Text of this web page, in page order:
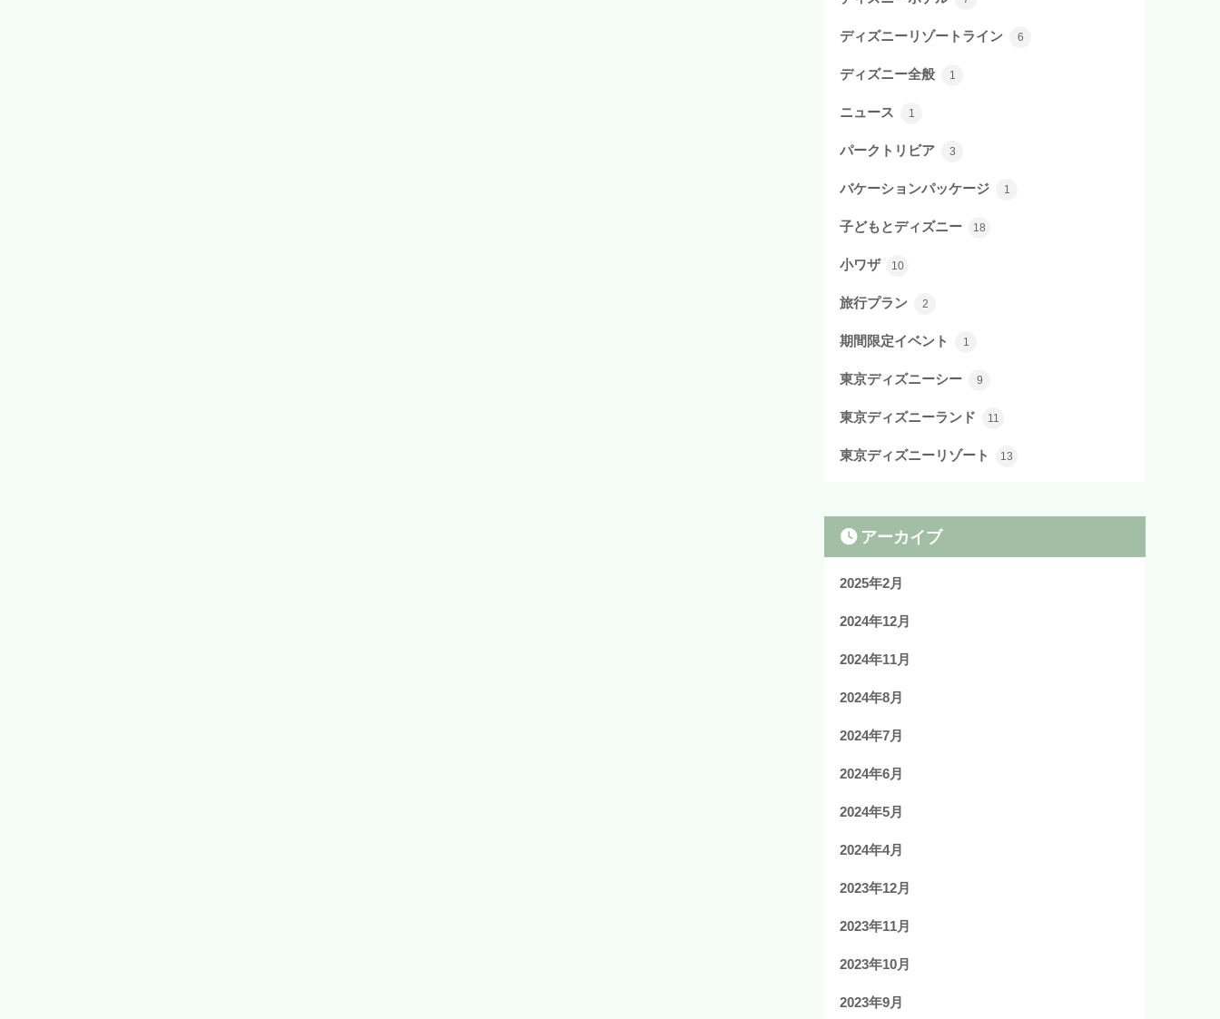
ディズニーリゾートライン 6
ディズニー全般 1
ニュース 1
パークトリビア 3
バケーションパッケージ 1
子どもとディズニー 18
小ワザ 10
旅行プラン 2
期間限定イベント 1
東京ディズニーシー 9
東京ディズニーランド 11
東京ディズニーリゾート 13
アーカイブ
2025年2月
2024年12月
2024年11月
2024年8月
2024年7月
2024年6月
2024年5月
2024年4月
2023年12月
2023年11月
2023年10月
2023年9月